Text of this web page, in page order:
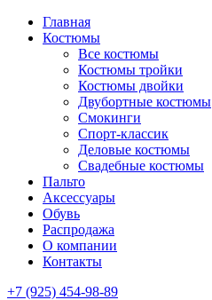
Главная
Костюмы
Все костюмы
Костюмы тройки
Костюмы двойки
Двубортные костюмы
Смокинги
Спорт-классик
Деловые костюмы
Свадебные костюмы
Пальто
Аксессуары
Обувь
Распродажа
О компании
Контакты
+7 (925) 454-98-89